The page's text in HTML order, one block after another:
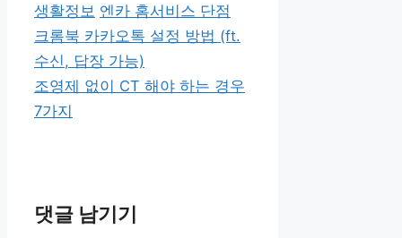
카
테
고
리
생활정보 태
그
엔카 홈서비스 단점
크롬북 카카오톡 설정 방법 (ft.
수신, 답장 가능)
조영제 없이 CT 해야 하는 경우
7가지
댓글 남기기